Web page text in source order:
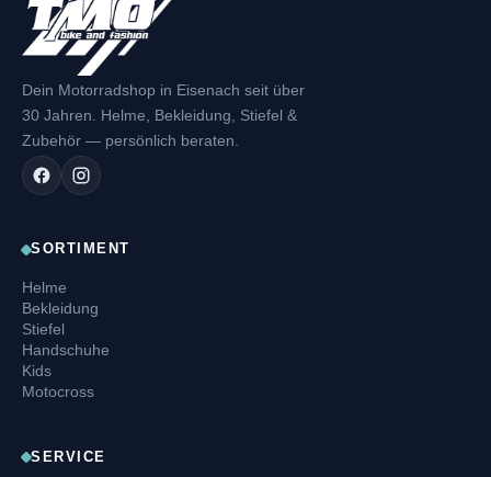
Dein Motorradshop in Eisenach seit über
30 Jahren. Helme, Bekleidung, Stiefel &
Zubehör — persönlich beraten.
SORTIMENT
Helme
Bekleidung
Stiefel
Handschuhe
Kids
Motocross
SERVICE